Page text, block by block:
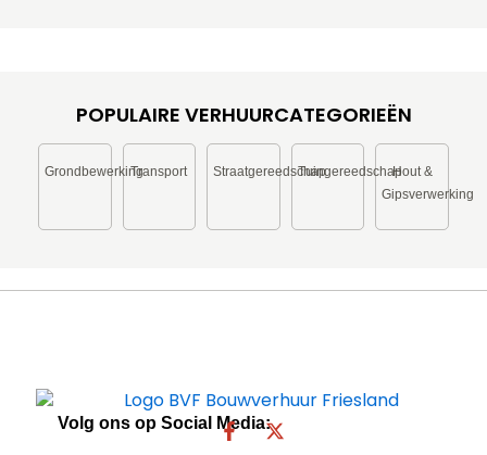
POPULAIRE VERHUURCATEGORIEËN
GrondbewerkingTransport StraatgereedschapTuingereedschapHout &
Gipsverwerking
Volg ons op Social Media:
F
a
X
-